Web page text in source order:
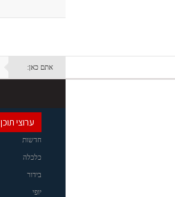
אתם כאן:
ערוצי תוכן
חדשות
כלכלה
בידור
יופי